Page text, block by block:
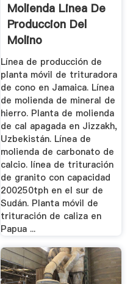
Molienda Linea De
Produccion Del
Molino
Línea de producción de
planta móvil de trituradora
de cono en Jamaica. Línea
de molienda de mineral de
hierro. Planta de molienda
de cal apagada en Jizzakh,
Uzbekistán. Línea de
molienda de carbonato de
calcio. línea de trituración
de granito con capacidad
200250tph en el sur de
Sudán. Planta móvil de
trituración de caliza en
Papua ...